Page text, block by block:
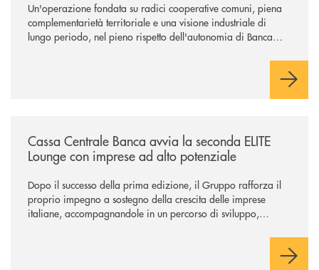
Un'operazione fondata su radici cooperative comuni, piena
complementarietà territoriale e una visione industriale di
lungo periodo, nel pieno rispetto dell'autonomia di Banca
negoziazione esclusiva per la finalizzazione dell’operazione.
Cassa Centrale Banca avvia la seconda ELITE
Lounge con imprese ad alto potenziale
Dopo il successo della prima edizione, il Gruppo rafforza il
proprio impegno a sostegno della crescita delle imprese
italiane, accompagnandole in un percorso di sviluppo,